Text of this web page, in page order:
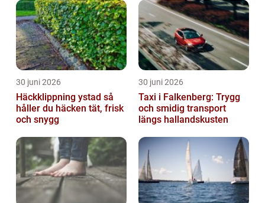
30 juni 2026
Häckklippning ystad så
håller du häcken tät, frisk
och snygg
30 juni 2026
Taxi i Falkenberg: Trygg
och smidig transport
längs hallandskusten